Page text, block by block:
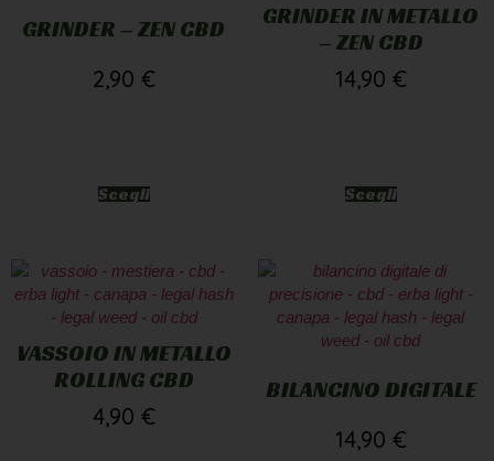
GRINDER – ZEN CBD
2,90 €
Scegli
GRINDER IN METALLO
– ZEN CBD
14,90 €
Scegli
VASSOIO IN METALLO
ROLLING CBD
4,90 €
BILANCINO DIGITALE
14,90 €